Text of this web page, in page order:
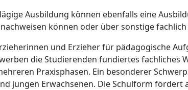
Ausbildung können ebenfalls eine
können oder über sonstige
und Erzieher für pädagogische
die Studierenden fundiertes fachliches
Praxisphasen. Ein besonderer
jungen Erwachsenen. Die Schulform